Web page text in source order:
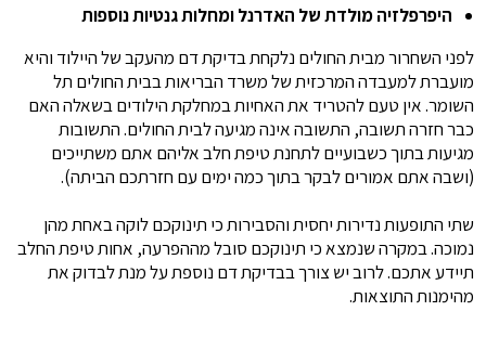
היפרפלזיה מולדת של האדרנל ומחלות גנטיות נוספות
לפני השחרור מבית החולים נלקחת בדיקת דם מהעקב של היילוד והיא
מועברת למעבדה המרכזית של משרד הבריאות בבית החולים תל
השומר. אין טעם להטריד את האחיות במחלקת הילודים בשאלה האם
כבר חזרה תשובה, התשובה אינה מגיעה לבית החולים. התשובות
מגיעות בתוך כשבועיים לתחנת טיפת חלב אליהם אתם משתייכים
(ושבה אתם אמורים לבקר בתוך כמה ימים עם חזרתכם הביתה).
שתי התופעות נדירות יחסית והסבירות כי תינוקכם לוקה באחת מהן
נמוכה. במקרה שנמצא כי תינוקכם סובל מההפרעה, אחות טיפת החלב
תיידע אתכם. לרוב יש צורך בבדיקת דם נוספת על מנת לבדוק את
מהימנות התוצאות.